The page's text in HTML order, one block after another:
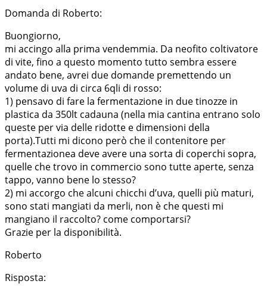
Domanda di Roberto:
Buongiorno,
mi accingo alla prima vendemmia. Da neofito coltivatore
di vite, fino a questo momento tutto sembra essere
andato bene, avrei due domande premettendo un
volume di uva di circa 6qli di rosso:
1) pensavo di fare la fermentazione in due tinozze in
plastica da 350lt cadauna (nella mia cantina entrano solo
queste per via delle ridotte e dimensioni della
porta).Tutti mi dicono però che il contenitore per
fermentazionea deve avere una sorta di coperchi sopra,
quelle che trovo in commercio sono tutte aperte, senza
tappo, vanno bene lo stesso?
2) mi accorgo che alcuni chicchi d’uva, quelli più maturi,
sono stati mangiati da merli, non è che questi mi
mangiano il raccolto? come comportarsi?
Grazie per la disponibilità.
Roberto
Risposta: